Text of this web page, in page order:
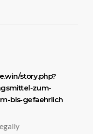
story.php?
zum-
bis-gefaehrlich